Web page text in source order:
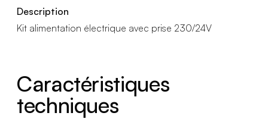
Description
Kit alimentation électrique avec prise 230/24V
Caractéristiques
techniques